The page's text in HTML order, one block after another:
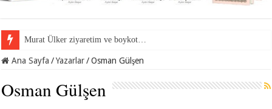
Murat Ülker ziyaretim ve boykot…
Ana Sayfa / Yazarlar / Osman Gülşen
Osman Gülşen